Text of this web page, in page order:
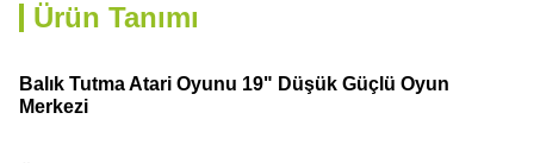
Ürün Tanımı
Balık Tutma Atari Oyunu 19" Düşük Güçlü Oyun
Merkezi